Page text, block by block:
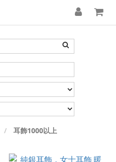
耳飾1000以上